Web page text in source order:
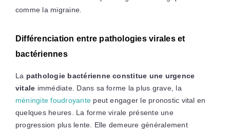
comme la migraine.
Différenciation entre pathologies virales et
bactériennes
La pathologie bactérienne constitue une urgence
vitale immédiate. Dans sa forme la plus grave, la
méningite foudroyante peut engager le pronostic vital en
quelques heures. La forme virale présente une
progression plus lente. Elle demeure généralement